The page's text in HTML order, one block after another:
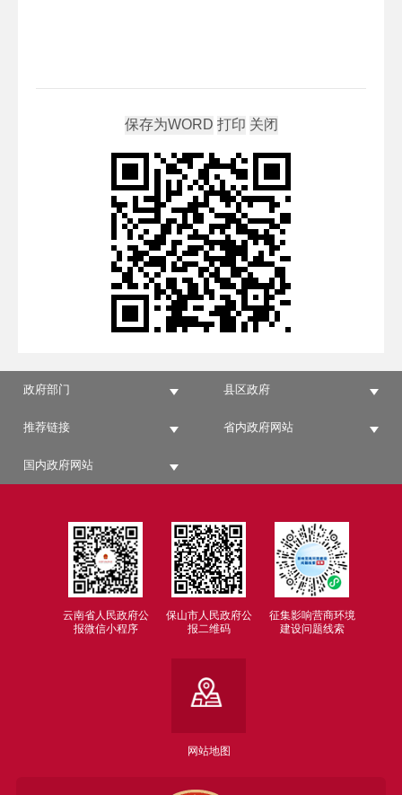
政府部门 县区政府
推荐链接 省内政府网站
国内政府网站
云南省人民政府公
报微信小程序
保山市人民政府公
报二维码
征集影响营商环境
建设问题线索
网站地图